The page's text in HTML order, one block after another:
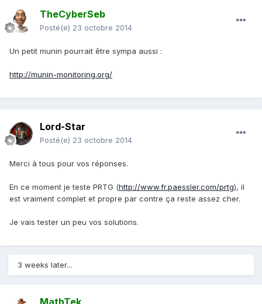
TheCyberSeb
Posté(e) 23 octobre 2014
Un petit munin pourrait être sympa aussi :
http://munin-monitoring.org/
Lord-Star
Posté(e) 23 octobre 2014
Merci à tous pour vos réponses.
En ce moment je teste PRTG (http://www.fr.paessler.com/prtg), il
est vraiment complet et propre par contre ça reste assez cher.
Je vais tester un peu vos solutions.
3 weeks later...